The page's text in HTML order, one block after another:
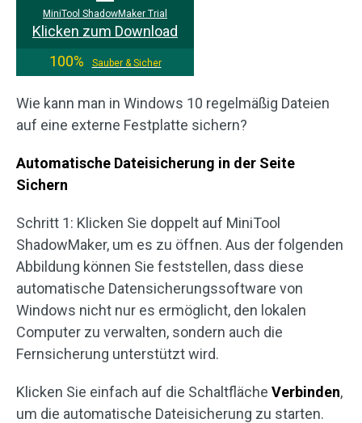
MiniTool ShadowMaker Trial
Klicken zum Download
100%
Sauber & Sicher
Wie kann man in Windows 10 regelmäßig Dateien
auf eine externe Festplatte sichern?
Automatische Dateisicherung in der Seite
Sichern
Schritt 1: Klicken Sie doppelt auf MiniTool
ShadowMaker, um es zu öffnen. Aus der folgenden
Abbildung können Sie feststellen, dass diese
automatische Datensicherungssoftware von
Windows nicht nur es ermöglicht, den lokalen
Computer zu verwalten, sondern auch die
Fernsicherung unterstützt wird.
Klicken Sie einfach auf die Schaltfläche Verbinden,
um die automatische Dateisicherung zu starten.